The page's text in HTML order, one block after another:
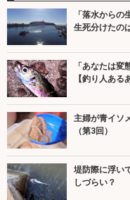
「落水からの
生死分けたの
「あなたは
【釣り人ある
主婦が青イソ
（第3回）
堤防際に浮い
しづらい？